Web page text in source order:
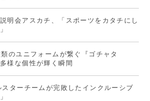
明会アスカチ、「スポーツをカタチにし
類のユニフォームが繋ぐ『ゴチャタ
様な個性が輝く瞬間
ターチームが完敗したインクルーシブ